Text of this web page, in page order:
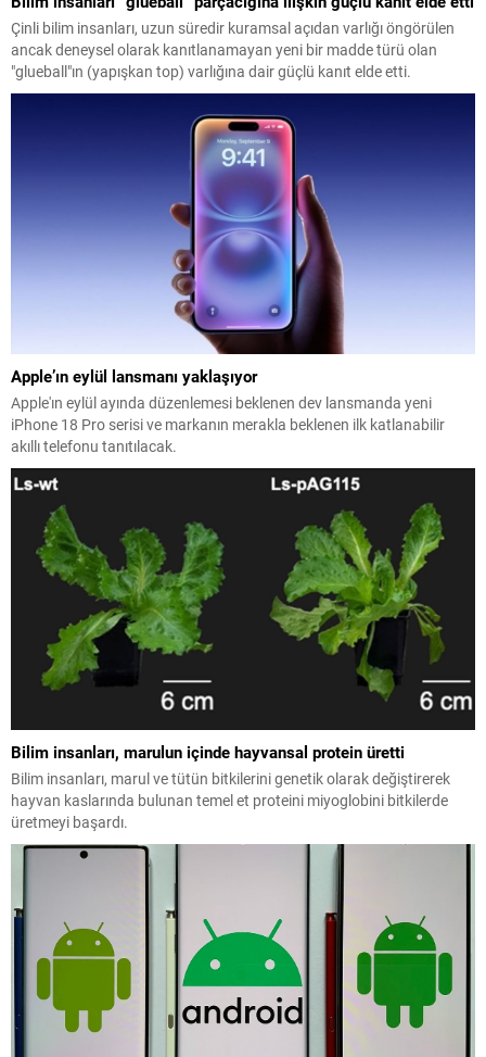
Çinli bilim insanları, uzun süredir kuramsal açıdan varlığı öngörülen
ancak deneysel olarak kanıtlanamayan yeni bir madde türü olan
"glueball"ın (yapışkan top) varlığına dair güçlü kanıt elde etti.
Apple’ın eylül lansmanı yaklaşıyor
Apple'ın eylül ayında düzenlemesi beklenen dev lansmanda yeni
iPhone 18 Pro serisi ve markanın merakla beklenen ilk katlanabilir
akıllı telefonu tanıtılacak.
Bilim insanları, marulun içinde hayvansal protein üretti
Bilim insanları, marul ve tütün bitkilerini genetik olarak değiştirerek
hayvan kaslarında bulunan temel et proteini miyoglobini bitkilerde
üretmeyi başardı.